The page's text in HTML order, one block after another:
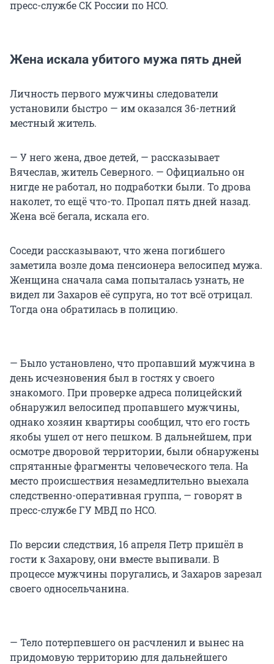
пресс-службе СК России по НСО.
Жена искала убитого мужа пять дней
Личность первого мужчины следователи
установили быстро — им оказался 36-летний
местный житель.
— У него жена, двое детей, — рассказывает
Вячеслав, житель Северного. — Официально он
нигде не работал, но подработки были. То дрова
наколет, то ещё что-то. Пропал пять дней назад.
Жена всё бегала, искала его.
Соседи рассказывают, что жена погибшего
заметила возле дома пенсионера велосипед мужа.
Женщина сначала сама попыталась узнать, не
видел ли Захаров её супруга, но тот всё отрицал.
Тогда она обратилась в полицию.
— Было установлено, что пропавший мужчина в
день исчезновения был в гостях у своего
знакомого. При проверке адреса полицейский
обнаружил велосипед пропавшего мужчины,
однако хозяин квартиры сообщил, что его гость
якобы ушел от него пешком. В дальнейшем, при
осмотре дворовой территории, были обнаружены
спрятанные фрагменты человеческого тела. На
место происшествия незамедлительно выехала
следственно-оперативная группа, — говорят в
пресс-службе ГУ МВД по НСО.
По версии следствия, 16 апреля Петр пришёл в
гости к Захарову, они вместе выпивали. В
процессе мужчины поругались, и Захаров зарезал
своего односельчанина.
— Тело потерпевшего он расчленил и вынес на
придомовую территорию для дальнейшего